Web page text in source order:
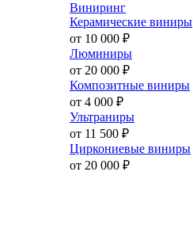
Виниринг
Керамические виниры
от 10 000 ₽
Люминиры
от 20 000 ₽
Композитные виниры
от 4 000 ₽
Ультраниры
от 11 500 ₽
Циркониевые виниры
от 20 000 ₽